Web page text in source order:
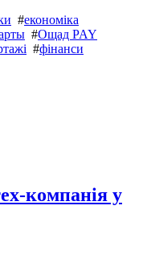
#економіка
#Ощад PAY
#фінанси
компанія у